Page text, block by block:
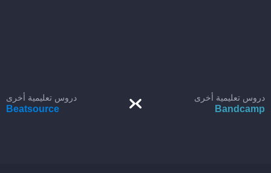
دروس تعليمية أخرى
Bandcamp
دروس تعليمية أخرى
Beatsource